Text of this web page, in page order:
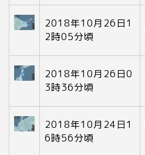
2018年10月26日1
2時05分頃
2018年10月26日0
3時36分頃
2018年10月24日1
6時56分頃